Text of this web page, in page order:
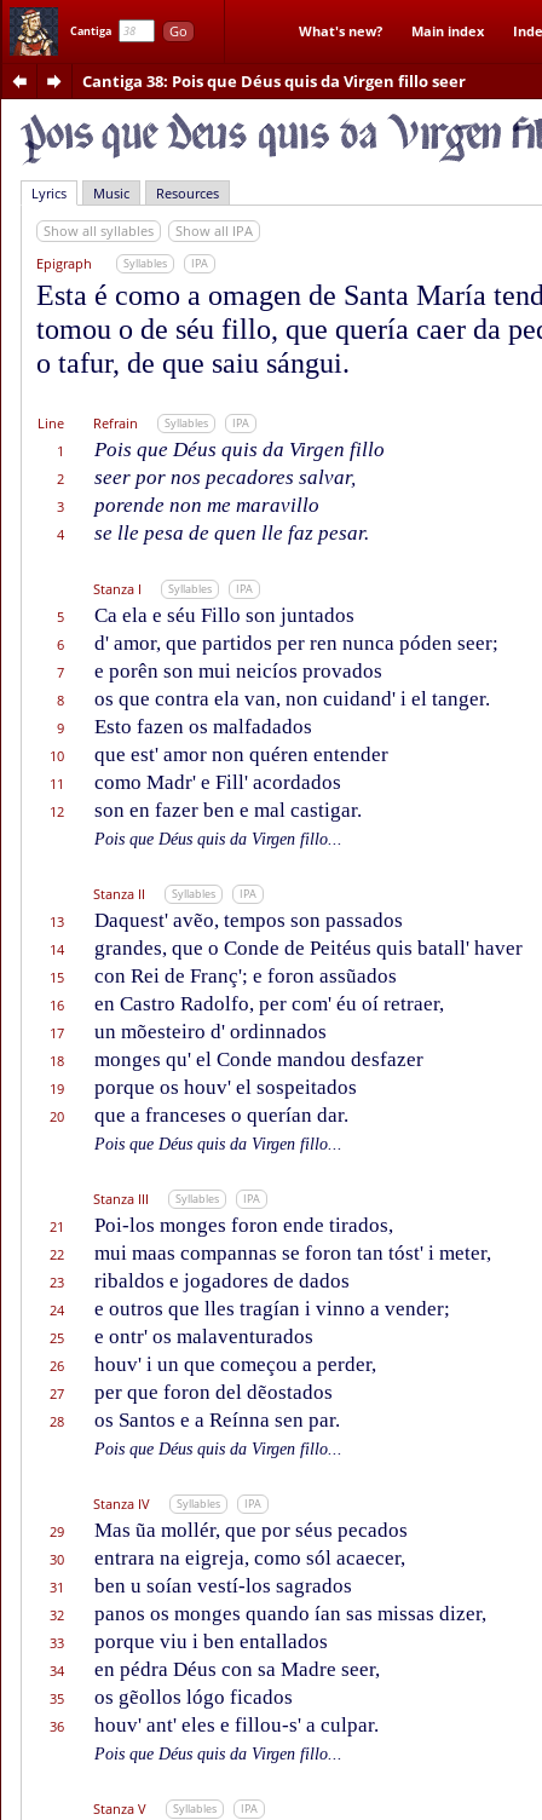
Cantiga Go What's new? Main index
Cantiga 38: Pois que Déus quis da Virgen fillo seer
Lyrics Music Resources
Show all syllables
Show all IPA
Epigraph
Syllables IPA
Esta é como a omagen de Santa María
tomou o de séu fillo, que quería caer da
o tafur, de que saiu sángui.
Line Refrain Syllables IPA
1 Pois que Déus quis da Virgen fillo
2 seer por nos pecadores salvar,
3 porende non me maravillo
4 se lle pesa de quen lle faz pesar.
Stanza I Syllables IPA
5 Ca ela e séu Fillo son juntados
6 d' amor, que partidos per ren nunca póden seer;
7 e porên son mui neicíos provados
8 os que contra ela van, non cuidand' i el tanger.
9 Esto fazen os malfadados
10 que est' amor non quéren entender
11 como Madr' e Fill' acordados
12 son en fazer ben e mal castigar.
Pois que Déus quis da Virgen fillo...
Stanza II Syllables IPA
13 Daquest' avẽo, tempos son passados
14 grandes, que o Conde de Peitéus quis batall' haver
15 con Rei de Franç'; e foron assũados
16 en Castro Radolfo, per com' éu oí retraer,
17 un mõesteiro d' ordinnados
18 monges qu' el Conde mandou desfazer
19 porque os houv' el sospeitados
20 que a franceses o querían dar.
Pois que Déus quis da Virgen fillo...
Stanza III Syllables IPA
21 Poi-los monges foron ende tirados,
22 mui maas compannas se foron tan tóst' i meter,
23 ribaldos e jogadores de dados
24 e outros que lles tragían i vinno a vender;
25 e ontr' os malaventurados
26 houv' i un que começou a perder,
27 per que foron del dẽostados
28 os Santos e a Reínna sen par.
Pois que Déus quis da Virgen fillo...
Stanza IV Syllables IPA
29 Mas ũa mollér, que por séus pecados
30 entrara na eigreja, como sól acaecer,
31 ben u soían vestí-los sagrados
32 panos os monges quando ían sas missas dizer,
33 porque viu i ben entallados
34 en pédra Déus con sa Madre seer,
35 os gẽollos lógo ficados
36 houv' ant' eles e fillou-s' a culpar.
Pois que Déus quis da Virgen fillo...
Stanza V Syllables IPA